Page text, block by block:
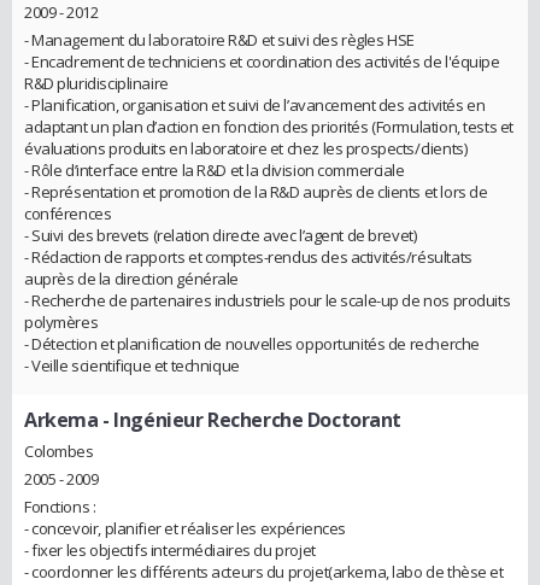
2009 - 2012
- Management du laboratoire R&D et suivi des règles HSE
- Encadrement de techniciens et coordination des activités de l'équipe
R&D pluridisciplinaire
- Planification, organisation et suivi de l’avancement des activités en
adaptant un plan d’action en fonction des priorités (Formulation, tests et
évaluations produits en laboratoire et chez les prospects/clients)
- Rôle d’interface entre la R&D et la division commerciale
- Représentation et promotion de la R&D auprès de clients et lors de
conférences
- Suivi des brevets (relation directe avec l’agent de brevet)
- Rédaction de rapports et comptes-rendus des activités/résultats
auprès de la direction générale
- Recherche de partenaires industriels pour le scale-up de nos produits
polymères
- Détection et planification de nouvelles opportunités de recherche
- Veille scientifique et technique
Arkema - Ingénieur Recherche Doctorant
Colombes
2005 - 2009
Fonctions :
- concevoir, planifier et réaliser les expériences
- fixer les objectifs intermédiaires du projet
- coordonner les différents acteurs du projet(arkema, labo de thèse et